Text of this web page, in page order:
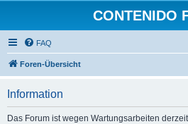
CONTENIDO
FAQ
Foren-Übersicht
Information
Das Forum ist wegen Wartungsarbeiten